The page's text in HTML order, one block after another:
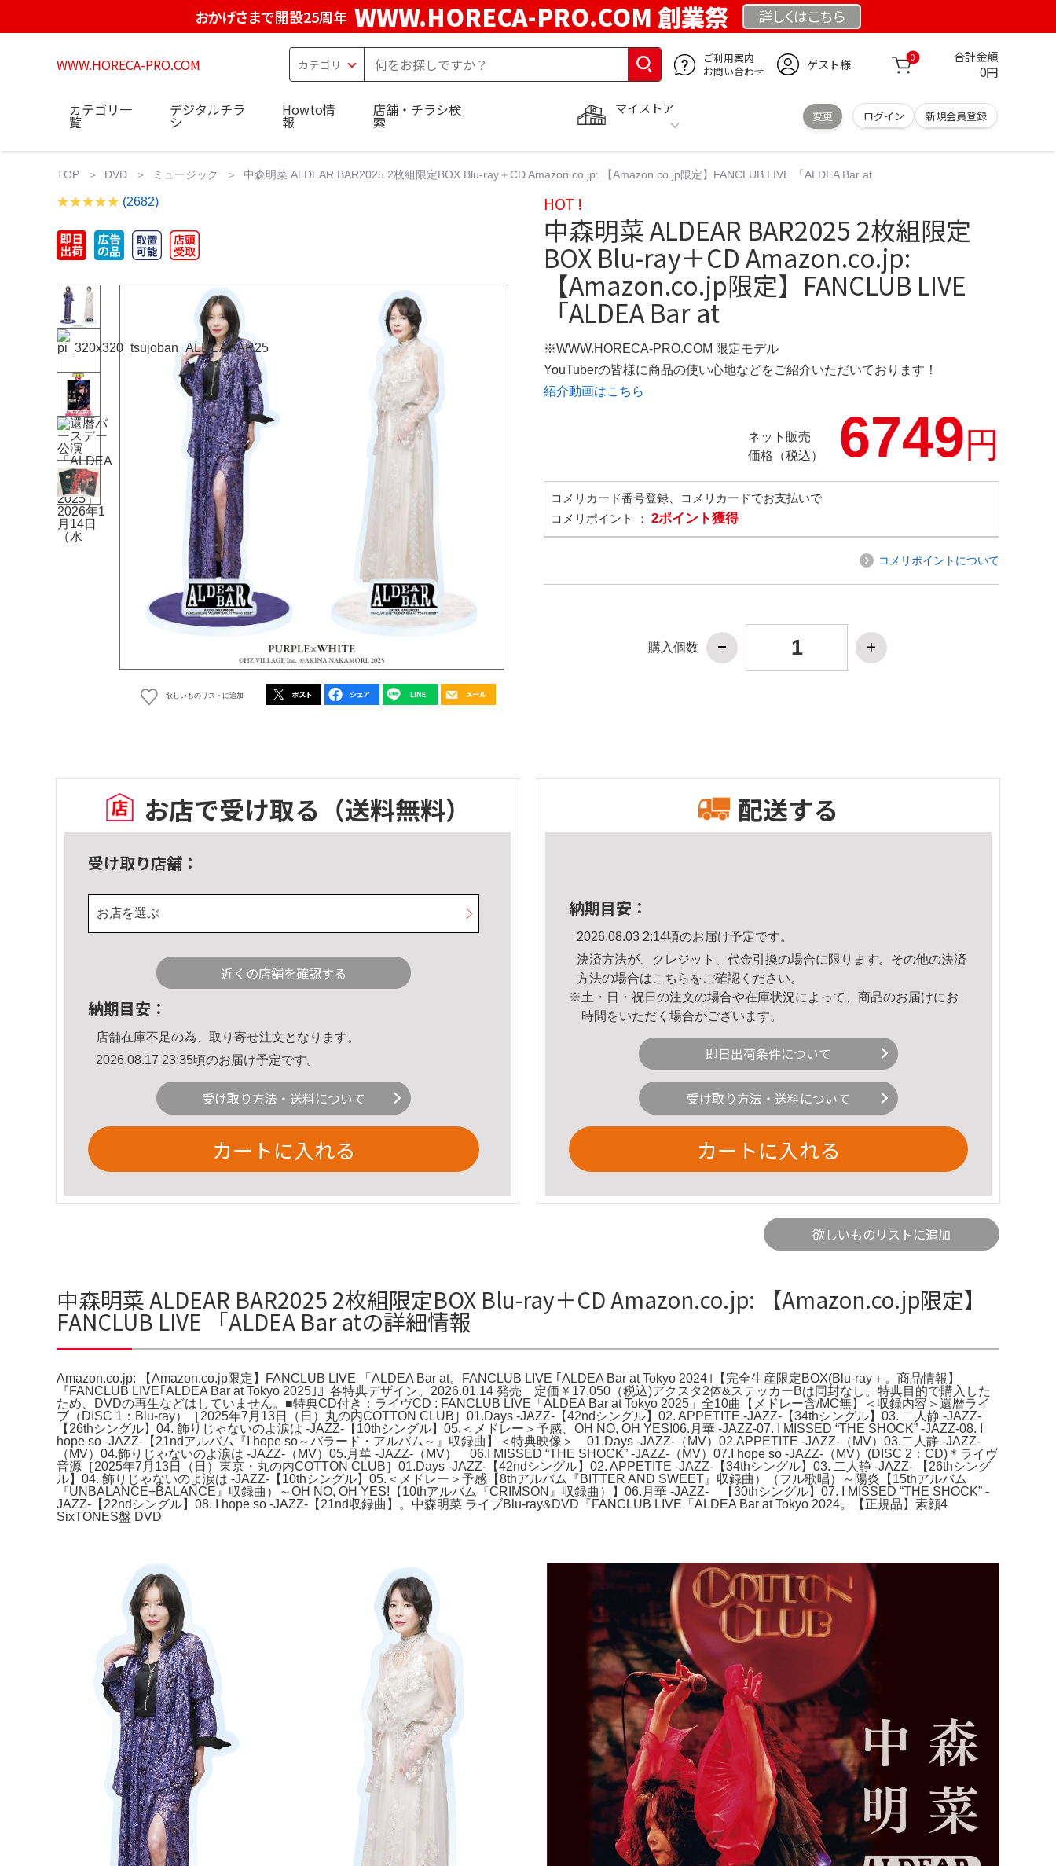
おかげさまで開設25周年 WWW.HORECA-PRO.COM 創業祭 詳しくはこちら
WWW.HORECA-PRO.COM
ご利用案内
お問い合わせ
ゲスト様 0 合計金額
0円
マイストア
変更 ログイン 新規会員登録
カテゴリ一
覧
デジタルチラ
シ
Howto情
報
店舗・チラシ検
索
TOP DVD ミュージック 中森明菜 ALDEAR BAR2025 2枚組限定BOX Blu-ray＋CD Amazon.co.jp: 【Amazon.co.jp限定】FANCLUB LIVE 「ALDEA Bar at
(2682)
欲しいものリストに追加
HOT !
中森明菜 ALDEAR BAR2025 2枚組限定
BOX Blu-ray＋CD Amazon.co.jp:
【Amazon.co.jp限定】FANCLUB LIVE
「ALDEA Bar at
※WWW.HORECA-PRO.COM 限定モデル
YouTuberの皆様に商品の使い心地などをご紹介いただいております！
紹介動画はこちら
ネット販売
価格（税込）
6749円
コメリカード番号登録、コメリカードでお支払いで
コメリポイント ： 2ポイント獲得
コメリポイントについて
購入個数
お店で受け取る （送料無料）
受け取り店舗：
お店を選ぶ
近くの店舗を確認する
納期目安：
店舗在庫不足の為、取り寄せ注文となります。
2026.08.17 23:35頃のお届け予定です。
受け取り方法・送料について
カートに入れる
配送する
納期目安：
2026.08.03 2:14頃のお届け予定です。
決済方法が、クレジット、代金引換の場合に限ります。その他の決済
方法の場合はこちら をご確認ください。
※土・日・祝日の注文の場合や在庫状況によって、商品のお届けにお
時間をいただく場合がございます。
即日出荷条件について
受け取り方法・送料について
カートに入れる
欲しいものリストに追加
中森明菜 ALDEAR BAR2025 2枚組限定BOX Blu-ray＋CD Amazon.co.jp: 【Amazon.co.jp限定】
FANCLUB LIVE 「ALDEA Bar atの詳細情報
Amazon.co.jp: 【Amazon.co.jp限定】FANCLUB LIVE 「ALDEA Bar at。FANCLUB LIVE ｢ALDEA Bar at Tokyo 2024｣【完全生産限定BOX(Blu-ray＋。商品情報】
『FANCLUB LIVE｢ALDEA Bar at Tokyo 2025｣』各特典デザイン。2026.01.14 発売 定価￥17,050（税込)アクスタ2体&ステッカーBは同封なし。特典目的で購入した
ため、DVDの再生などはしていません。■特典CD付き：ライヴCD : FANCLUB LIVE「ALDEA Bar at Tokyo 2025」全10曲【メドレー含/MC無】＜収録内容＞還暦ライ
ブ（DISC 1：Blu-ray）［2025年7月13日（日）丸の内COTTON CLUB］01.Days -JAZZ-【42ndシングル】02. APPETITE -JAZZ-【34thシングル】03. 二人静 -JAZZ-
【26thシングル】04. 飾りじゃないのよ涙は -JAZZ-【10thシングル】05.＜メドレー＞予感、OH NO, OH YES!06.月華 -JAZZ-07. I MISSED “THE SHOCK” -JAZZ-08. I
hope so -JAZZ-【21ndアルバム『I hope so～バラード・アルバム～』収録曲】＜特典映像＞ 01.Days -JAZZ-（MV）02.APPETITE -JAZZ-（MV）03.二人静 -JAZZ-
（MV）04.飾りじゃないのよ涙は -JAZZ-（MV）05.月華 -JAZZ-（MV） 06.I MISSED “THE SHOCK” -JAZZ-（MV）07.I hope so -JAZZ-（MV）(DISC 2：CD)＊ライヴ
音源［2025年7月13日（日）東京・丸の内COTTON CLUB］01.Days -JAZZ-【42ndシングル】02. APPETITE -JAZZ-【34thシングル】03. 二人静 -JAZZ- 【26thシング
ル】04. 飾りじゃないのよ涙は -JAZZ-【10thシングル】05.＜メドレー＞予感【8thアルバム『BITTER AND SWEET』収録曲）（フル歌唱）～陽炎【15thアルバム
『UNBALANCE+BALANCE』収録曲）～OH NO, OH YES!【10thアルバム『CRIMSON』収録曲）】06.月華 -JAZZ- 【30thシングル】07. I MISSED “THE SHOCK” -
JAZZ-【22ndシングル】08. I hope so -JAZZ-【21nd収録曲】。中森明菜 ライブBlu-ray&DVD『FANCLUB LIVE「ALDEA Bar at Tokyo 2024。【正規品】素顔4
SixTONES盤 DVD